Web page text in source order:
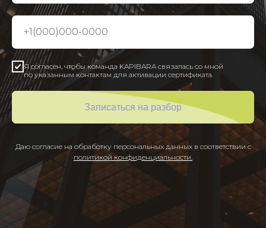
+1(000)000-0000
Я согласен, чтобы команда KAPIBARA связалась со мной
по указанным контактам для активации сертификата.
Записаться на разбор
Даю согласие на обработку персональных данных в соответствии с
политикой конфиденциальности.